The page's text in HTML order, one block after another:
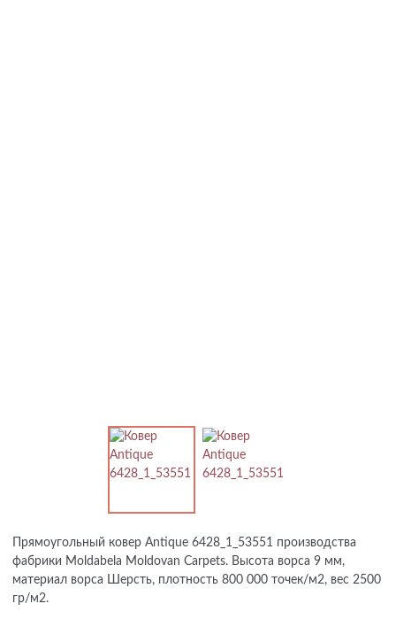
Прямоугольный ковер Antique 6428_1_53551 производства
фабрики Moldabela Moldovan Carpets. Высота ворса 9 мм,
материал ворса Шерсть, плотность 800 000 точек/м2, вес 2500
гр/м2.